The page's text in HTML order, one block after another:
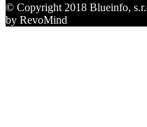
© Copyright 2018 Blueinfo,
by RevoMind